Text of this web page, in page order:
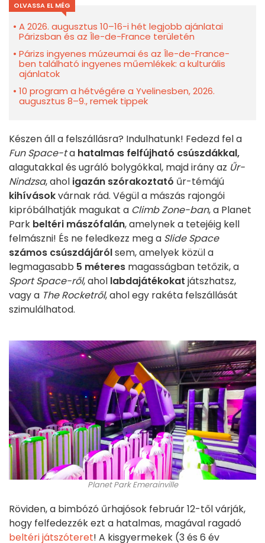
OLVASSA EL MÉG
A 2026. augusztus 10–16-i hét legjobb ajánlatai
Párizsban és az Île-de-France területén
Párizs ingyenes múzeumai és az Île-de-France-
ben található ingyenes műemlékek: a kulturális
ajánlatok
10 program a hétvégére a Yvelinesben, 2026.
augusztus 8–9., remek tippek
Készen áll a felszállásra? Indulhatunk! Fedezd fel a
Fun Space-ta hatalmas felfújható csúszdákkal,
alagutakkal és ugráló bolygókkal, majd irány az Űr-
Nindzsa, ahol igazán szórakoztató űr-témájú
kihívásokvárnak rád. Végül a mászás rajongói
kipróbálhatják magukat a Climb Zone-ban, a Planet
Park beltéri mászófalán, amelynek a tetejéig kell
felmászni! És ne feledkezz meg a Slide Space
számos csúszdájárólsem, amelyek közül a
legmagasabb 5 méteres magasságban tetőzik, a
Sport Space-ről, ahol labdajátékokat játszhatsz,
vagy a The Rocketről, ahol egy rakéta felszállását
szimulálhatod.
Planet Park Emerainville
Röviden, a bimbózó űrhajósok február 12-től várják,
hogy felfedezzék ezt a hatalmas, magával ragadó
beltéri játszóteret! A kisgyermekek (3 és 6 év